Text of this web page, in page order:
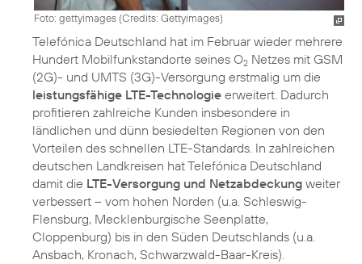
Foto: gettyimages (Credits: Gettyimages)
Telefónica Deutschland hat im Februar wieder mehrere
Hundert Mobilfunkstandorte seines O2 Netzes mit GSM
(2G)- und UMTS (3G)-Versorgung erstmalig um die
leistungsfähige LTE-Technologie erweitert. Dadurch
profitieren zahlreiche Kunden insbesondere in
ländlichen und dünn besiedelten Regionen von den
Vorteilen des schnellen LTE-Standards. In zahlreichen
deutschen Landkreisen hat Telefónica Deutschland
damit die LTE-Versorgung und Netzabdeckung weiter
verbessert – vom hohen Norden (u.a. Schleswig-
Flensburg, Mecklenburgische Seenplatte,
Cloppenburg) bis in den Süden Deutschlands (u.a.
Ansbach, Kronach, Schwarzwald-Baar-Kreis).